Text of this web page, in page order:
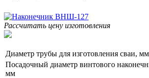
Рассчитать цену изготовления
Диаметр трубы для изготовления сваи, мм
Посадочный диаметр винтового
мм